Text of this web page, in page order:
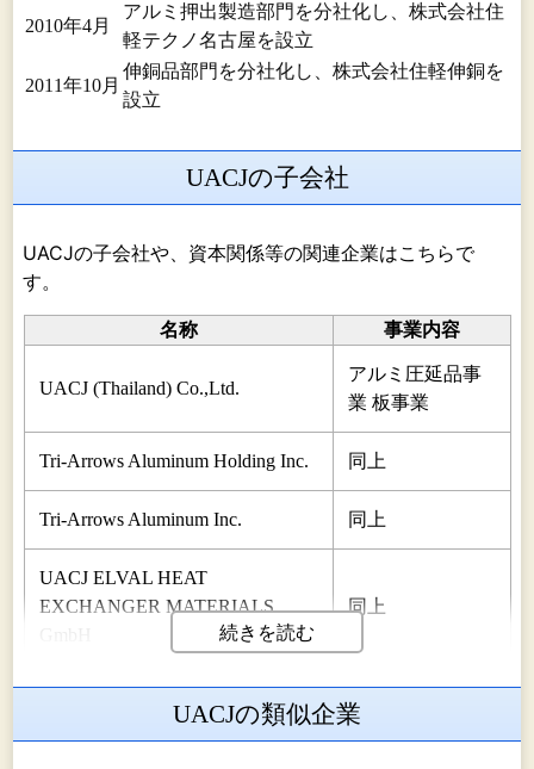
2010年4月
アルミ押出製造部門を分社化し、株式会社住
軽テクノ名古屋を設立
2011年10月
伸銅品部門を分社化し、株式会社住軽伸銅を
設立
UACJの子会社
UACJの子会社や、資本関係等の関連企業はこちらで
す。
続きを読む
名称 事業内容
UACJ (Thailand) Co.,Ltd.
アルミ圧延品事
業 板事業
Tri-Arrows Aluminum Holding Inc. 同上
Tri-Arrows Aluminum Inc. 同上
UACJ ELVAL HEAT
EXCHANGER MATERIALS
同上
優艾希杰東陽光(上海)鋁材銷售有
同上
UACJの類似企業